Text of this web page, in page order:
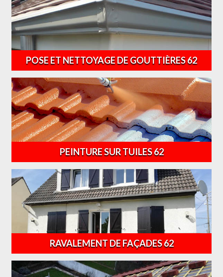
POSE ET NETTOYAGE DE GOUTTIÈRES 62
PEINTURE SUR TUILES 62
RAVALEMENT DE FAÇADES 62